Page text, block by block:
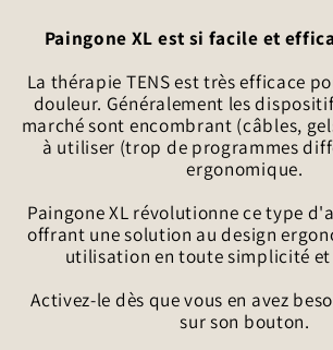
Paingone XL est si facile et
La thérapie TENS est très efficace
douleur. Généralement les
marché sont encombrant (câbles,
à utiliser (trop de programmes
ergonomique.
Paingone XL révolutionne ce type
offrant une solution au design
utilisation en toute simplicité
Activez-le dès que vous en avez
sur son bouton.